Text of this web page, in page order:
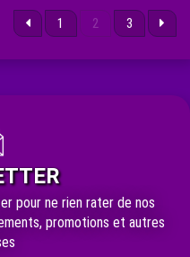
1 2 3
pour ne rien rater de nos
promotions et autres